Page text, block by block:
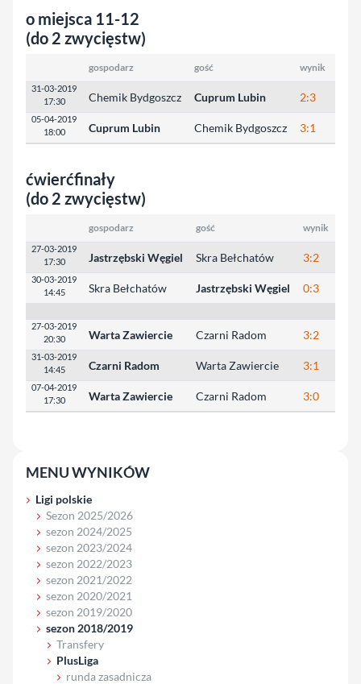
o miejsca 11-12
(do 2 zwycięstw)
gospodarz gość wynik
31-03-2019
17:30
Chemik Bydgoszcz Cuprum Lubin 2:3
05-04-2019
18:00
Cuprum Lubin Chemik Bydgoszcz 3:1
ćwierćfinały
(do 2 zwycięstw)
gospodarz gość wynik
27-03-2019
17:30
Jastrzębski Węgiel Skra Bełchatów 3:2
30-03-2019
14:45
Skra Bełchatów Jastrzębski Węgiel 0:3
27-03-2019
20:30
Warta Zawiercie Czarni Radom 3:2
31-03-2019
14:45
Czarni Radom Warta Zawiercie 3:1
07-04-2019
17:30
Warta Zawiercie Czarni Radom 3:0
MENU WYNIKÓW
Ligi polskie
Sezon 2025/2026
sezon 2024/2025
sezon 2023/2024
sezon 2022/2023
sezon 2021/2022
sezon 2020/2021
sezon 2019/2020
sezon 2018/2019
Transfery
PlusLiga
runda zasadnicza